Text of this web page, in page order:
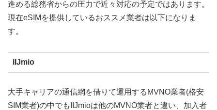
進める総務省からの圧力で近々対応の予定ではあります。
現在eSIMを提供しているおススメ業者は以下になりま
す。
IIJmio
大手キャリアの通信網を借りて運用するMVNO業者(格安
SIM業者)の中でもIIJmioは他のMVNO業者と違い、加入者